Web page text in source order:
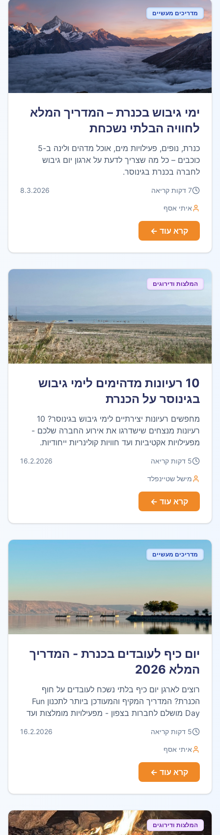
מדריכים מעשיים
ימי גיבוש בכנרת – המדריך המלא
לחוויה הבלתי נשכחת
כנרת, נופים, פעילויות מים, אוכל מדהים ולינה ב-5
כוכבים – כל מה שצריך לדעת על ארגון יום גיבוש
לחברה בכנרת בגינוסר.
7 דקות קריאה 8.3.2026
איתי אסף
קרא עוד ←
המלצות ודירוגים
10 רעיונות מדהימים לימי גיבוש
בגינוסר על הכנרת
מחפשים רעיונות יצירתיים לימי גיבוש בגינוסר? 10
רעיונות מנצחים שישדרגו את אירוע החברה שלכם -
מפעילויות אקטיביות ועד חוויות קולינריות ייחודיות.
5 דקות קריאה 16.2.2026
מישל שטיינפלד
קרא עוד ←
מדריכים מעשיים
יום כיף לעובדים בכנרת - המדריך
המלא 2026
רוצים לארגן יום כיף בלתי נשכח לעובדים על חוף
הכנרת? המדריך המקיף והמעודכן ביותר לתכנון Fun
Day מושלם לחברות בצפון - מפעילויות מומלצות ועד
5 דקות קריאה 16.2.2026
איתי אסף
קרא עוד ←
המלצות ודירוגים